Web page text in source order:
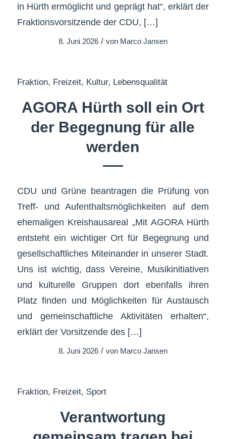
in Hürth ermöglicht und geprägt hat“, erklärt der
Fraktionsvorsitzende der CDU, […]
8. Juni 2026 / von Marco Jansen
Fraktion, Freizeit, Kultur, Lebensqualität
AGORA Hürth soll ein Ort
der Begegnung für alle
werden
CDU und Grüne beantragen die Prüfung von
Treff- und Aufenthaltsmöglichkeiten auf dem
ehemaligen Kreishausareal „Mit AGORA Hürth
entsteht ein wichtiger Ort für Begegnung und
gesellschaftliches Miteinander in unserer Stadt.
Uns ist wichtig, dass Vereine, Musikinitiativen
und kulturelle Gruppen dort ebenfalls ihren
Platz finden und Möglichkeiten für Austausch
und gemeinschaftliche Aktivitäten erhalten“,
erklärt der Vorsitzende des […]
8. Juni 2026 / von Marco Jansen
Fraktion, Freizeit, Sport
Verantwortung